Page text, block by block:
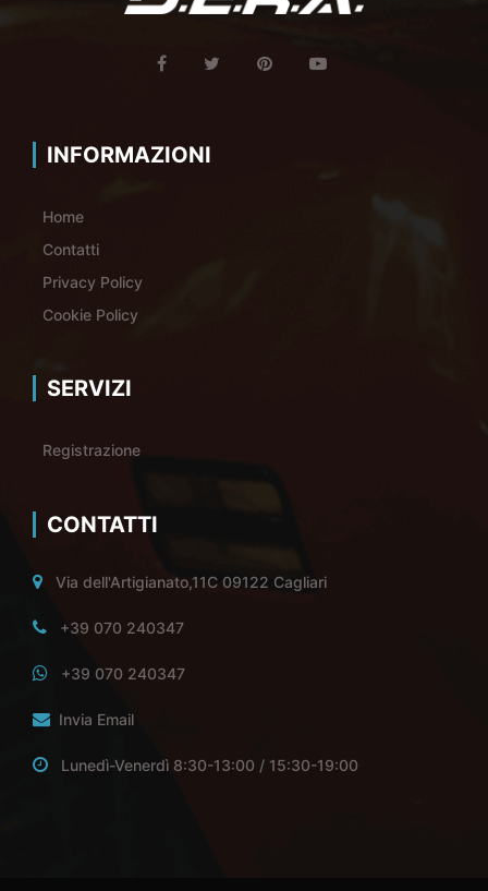
INFORMAZIONI
Home
Contatti
Privacy Policy
Cookie Policy
SERVIZI
Registrazione
CONTATTI
Via dell'Artigianato,11C 09122 Cagliari
+39 070 240347
+39 070 240347
Invia Email
Lunedì-Venerdì 8:30-13:00 / 15:30-19:00